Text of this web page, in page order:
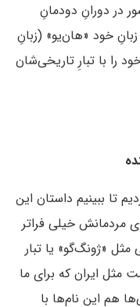
در دورانِ دودمانِ
خود «هان‌یو» (زبانِ
را با تبارِ تاریخی‌شان
تا ببینیم داستان این
خیلی فراتر
«ژونگ‌گو» یا تبار
ایران که برای ما
هم این نام‌ها با